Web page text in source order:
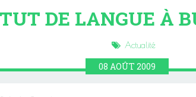
DE LANGUE À
Actualité
08 AOÛT 2009